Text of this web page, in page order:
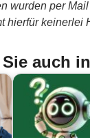
wurden per
hierfür keinerlei
auch